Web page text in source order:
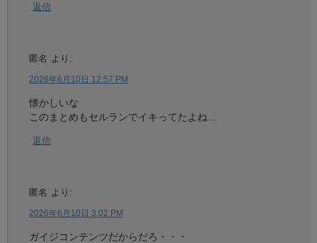
返信
匿名 より:
2026年6月10日 12:57 PM
懐かしいな
このまとめもセルランでイキってたよね…
返信
匿名 より:
2026年6月10日 3:02 PM
ガイジコンテンツだからだろ・・・